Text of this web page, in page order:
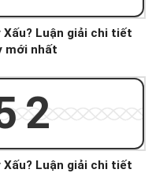
Xấu? Luận giải chi tiết
mới nhất
Xấu? Luận giải chi tiết